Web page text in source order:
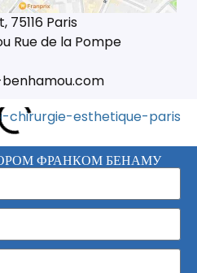
75116 Paris
Rue de la Pompe
ФРАНКОМ БЕНАМУ